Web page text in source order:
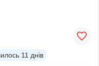
11 днів